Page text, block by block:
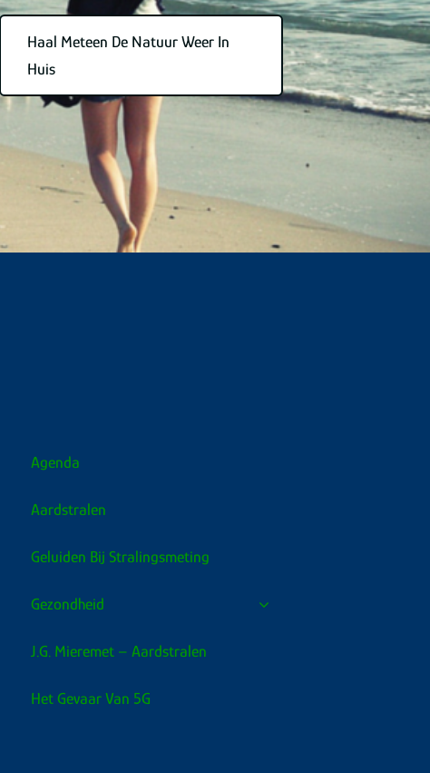
Haal Meteen De Natuur Weer In
Huis
Agenda
Aardstralen
Geluiden Bij Stralingsmeting
Gezondheid
J.G. Mieremet – Aardstralen
Het Gevaar Van 5G